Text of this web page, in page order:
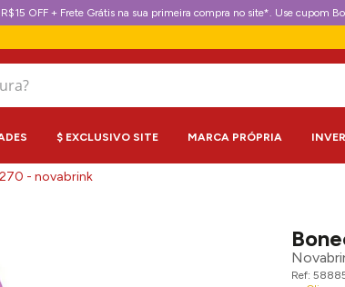
OFF + Frete Grátis na sua primeira compra no site*. Use cupom
$ EXCLUSIVO SITE MARCA PRÓPRIA
- novabrink